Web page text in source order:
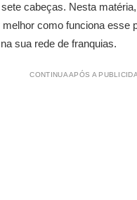
cabeças. Nesta
melhor como funciona esse
sua rede de franquias.
CONTINUA APÓS A